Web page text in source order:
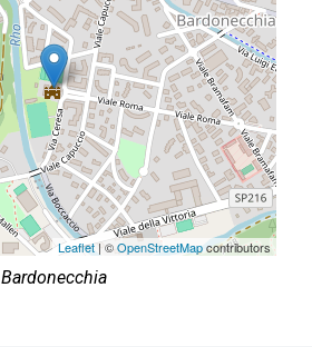
Leaflet| ©OpenStreetMapcontributors
Bardonecchia